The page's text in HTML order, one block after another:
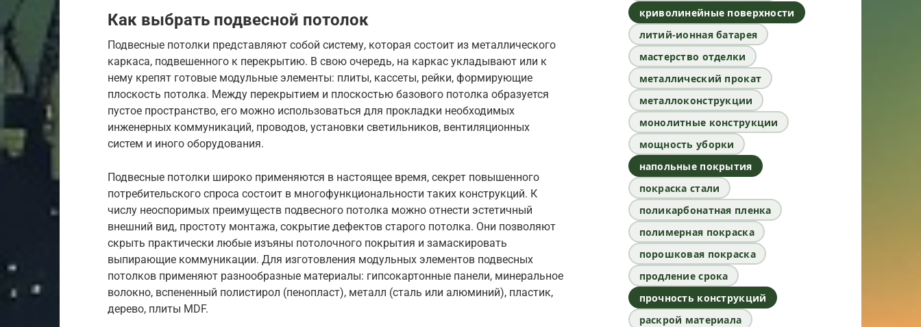
Как выбрать подвесной потолок
Подвесные потолки представляют собой систему, которая состоит из металлического
каркаса, подвешенного к перекрытию. В свою очередь, на каркас укладывают или к
нему крепят готовые модульные элементы: плиты, кассеты, рейки, формирующие
плоскость потолка. Между перекрытием и плоскостью базового потолка образуется
пустое пространство, его можно использоваться для прокладки необходимых
инженерных коммуникаций, проводов, установки светильников, вентиляционных
систем и иного оборудования.
Подвесные потолки широко применяются в настоящее время, секрет повышенного
потребительского спроса состоит в многофункциональности таких конструкций. К
числу неоспоримых преимуществ подвесного потолка можно отнести эстетичный
внешний вид, простоту монтажа, сокрытие дефектов старого потолка. Они позволяют
скрыть практически любые изъяны потолочного покрытия и замаскировать
выпирающие коммуникации. Для изготовления модульных элементов подвесных
потолков применяют разнообразные материалы: гипсокартонные панели, минеральное
волокно, вспененный полистирол (пенопласт), металл (сталь или алюминий), пластик,
дерево, плиты MDF.
криволинейные поверхности
литий-ионная батарея
мастерство отделки
металлический прокат
металлоконструкции
монолитные конструкции
мощность уборки
напольные покрытия
покраска стали
поликарбонатная пленка
полимерная покраска
порошковая покраска
продление срока
прочность конструкций
раскрой материала